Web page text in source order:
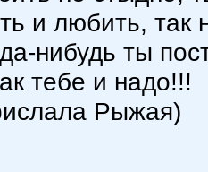
и любить, так
нибудь ты
тебе и надо!!!
Рыжая)